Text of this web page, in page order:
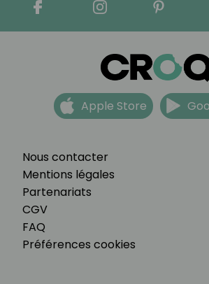
Nous contacter
Mentions légales
Partenariats
CGV
FAQ
Préférences cookies
Apple Store